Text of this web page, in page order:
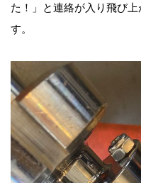
た！」と連絡が入り飛び
す。